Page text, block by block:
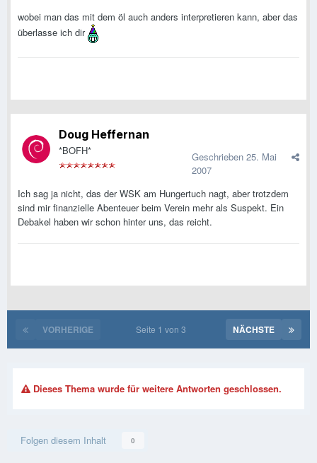
wobei man das mit dem öl auch anders interpretieren kann, aber das
überlasse ich dir
Doug Heffernan
*BOFH* Geschrieben 25. Mai
2007
Ich sag ja nicht, das der WSK am Hungertuch nagt, aber trotzdem
sind mir finanzielle Abenteuer beim Verein mehr als Suspekt. Ein
Debakel haben wir schon hinter uns, das reicht.
VORHERIGE NÄCHSTE
Seite 1 von 3
Dieses Thema wurde für weitere Antworten geschlossen.
Folgen diesem Inhalt 0